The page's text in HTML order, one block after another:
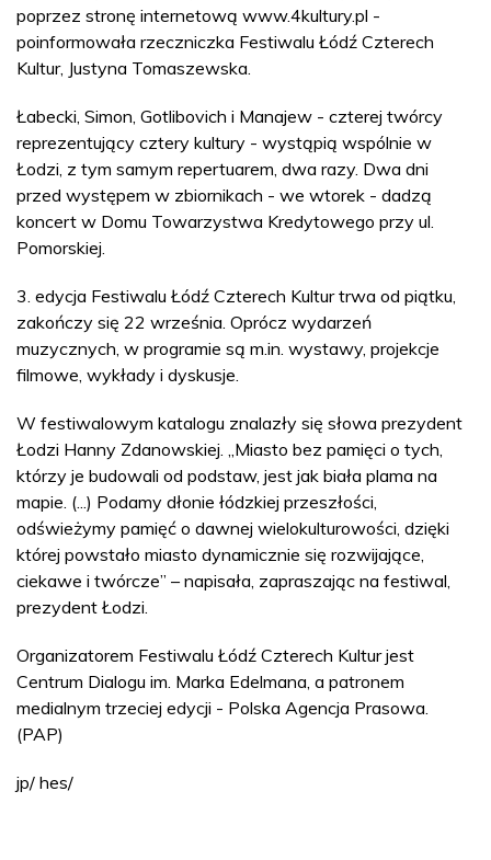
poprzez stronę internetową www.4kultury.pl -
poinformowała rzeczniczka Festiwalu Łódź Czterech
Kultur, Justyna Tomaszewska.
Łabecki, Simon, Gotlibovich i Manajew - czterej twórcy
reprezentujący cztery kultury - wystąpią wspólnie w
Łodzi, z tym samym repertuarem, dwa razy. Dwa dni
przed występem w zbiornikach - we wtorek - dadzą
koncert w Domu Towarzystwa Kredytowego przy ul.
Pomorskiej.
3. edycja Festiwalu Łódź Czterech Kultur trwa od piątku,
zakończy się 22 września. Oprócz wydarzeń
muzycznych, w programie są m.in. wystawy, projekcje
filmowe, wykłady i dyskusje.
W festiwalowym katalogu znalazły się słowa prezydent
Łodzi Hanny Zdanowskiej. „Miasto bez pamięci o tych,
którzy je budowali od podstaw, jest jak biała plama na
mapie. (...) Podamy dłonie łódzkiej przeszłości,
odświeżymy pamięć o dawnej wielokulturowości, dzięki
której powstało miasto dynamicznie się rozwijające,
ciekawe i twórcze” – napisała, zapraszając na festiwal,
prezydent Łodzi.
Organizatorem Festiwalu Łódź Czterech Kultur jest
Centrum Dialogu im. Marka Edelmana, a patronem
medialnym trzeciej edycji - Polska Agencja Prasowa.
(PAP)
jp/ hes/